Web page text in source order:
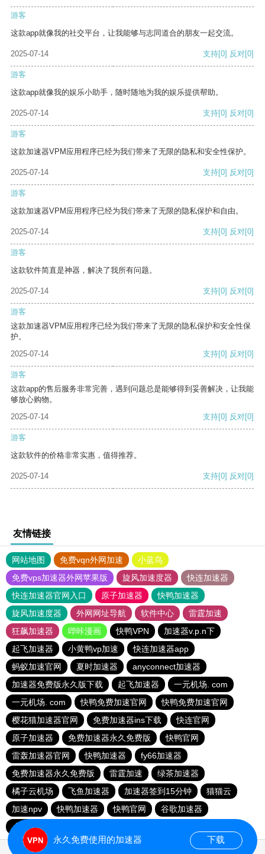
游客
这款app就像我的社交平台，让我能够与志同道合的朋友一起交流。
2025-07-14 支持[0] 反对[0]
游客
这款app就像我的娱乐小助手，随时随地为我的娱乐提供帮助。
2025-07-14 支持[0] 反对[0]
游客
这款加速器VPM应用程序已经为我们带来了无限的隐私和安全性保护。
2025-07-14 支持[0] 反对[0]
游客
这款加速器VPM应用程序已经为我们带来了无限的隐私保护和自由。
2025-07-14 支持[0] 反对[0]
游客
这款软件简直是神器，解决了我所有问题。
2025-07-14 支持[0] 反对[0]
游客
这款加速器VPM应用程序已经为我们带来了无限的隐私保护和安全性保
护。
2025-07-14
支持[0] 反对[0]
游客
这款app的售后服务非常完善，遇到问题总是能够得到妥善解决，让我能
够放心购物。
2025-07-14
支持[0] 反对[0]
游客
这款软件的价格非常实惠，值得推荐。
2025-07-14 支持[0] 反对[0]
友情链接
网站地图 免费vqn外网加速
小蓝鸟
免费vps加速器外网苹果版
旋风加速度器
快连加速器
快连加速器官网入口
原子加速器
快鸭加速器
旋风加速度器
外网网址导航 软件中心
雷霆加速
狂飙加速器
哔咔漫画 快鸭VPN
加速器v.p.n下
起飞加速器
小黄鸭vp加速
快连加速器app
蚂蚁加速官网
夏时加速器
anyconnect加速器
加速器免费版永久版下载
起飞加速器
一元机场. com
一元机场. com
快鸭免费加速官网
快鸭免费加速官网
樱花猫加速器官网
免费加速器ins下载
快连官网
原子加速器
免费加速器永久免费版
快鸭官网
雷轰加速器官网
快鸭加速器
fy66加速器
免费加速器永久免费版
雷霆加速
绿茶加速器
橘子云机场
飞鱼加速器 加速器签到15分钟
猫猫云
加速npv
快鸭加速器 快鸭官网
谷歌加速器
小羽加速器
永久免费使用的加速器 下载